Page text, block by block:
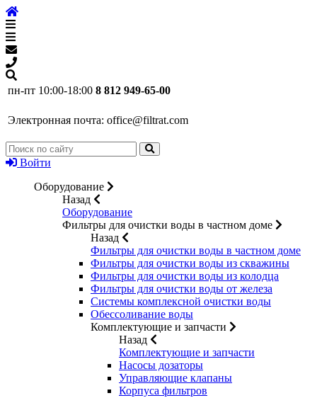
пн-пт 10:00-18:00 8 812 949-65-00
Электронная почта: office@filtrat.com
Войти
Оборудование
Назад
Оборудование
Фильтры для очистки воды в частном доме
Назад
Фильтры для очистки воды в частном доме
Фильтры для очистки воды из скважины
Фильтры для очистки воды из колодца
Фильтры для очистки воды от железа
Системы комплексной очистки воды
Обессоливание воды
Комплектующие и запчасти
Назад
Комплектующие и запчасти
Насосы дозаторы
Управляющие клапаны
Корпуса фильтров